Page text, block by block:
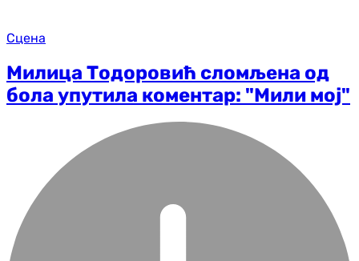
Сцена
Милица Тодоровић сломљена од
бола упутила коментар: "Мили мој"